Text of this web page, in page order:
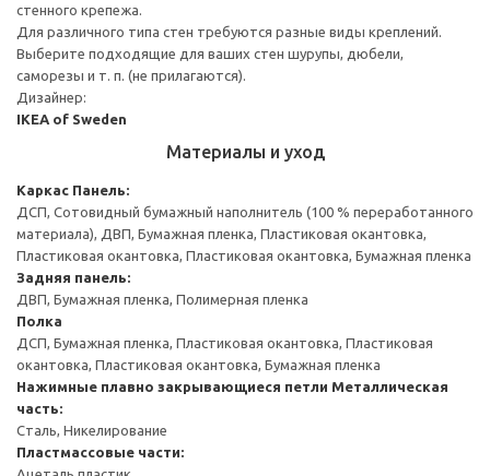
стенного крепежа.
Для различного типа стен требуются разные виды креплений.
Выберите подходящие для ваших стен шурупы, дюбели,
саморезы и т. п. (не прилагаются).
Дизайнер:
IKEA of Sweden
Материалы и уход
Каркас Панель:
ДСП, Сотовидный бумажный наполнитель (100 % переработанного
материала), ДВП, Бумажная пленка, Пластиковая окантовка,
Пластиковая окантовка, Пластиковая окантовка, Бумажная пленка
Задняя панель:
ДВП, Бумажная пленка, Полимерная пленка
Полка
ДСП, Бумажная пленка, Пластиковая окантовка, Пластиковая
окантовка, Пластиковая окантовка, Бумажная пленка
Нажимные плавно закрывающиеся петли Металлическая
часть:
Сталь, Никелирование
Пластмассовые части: